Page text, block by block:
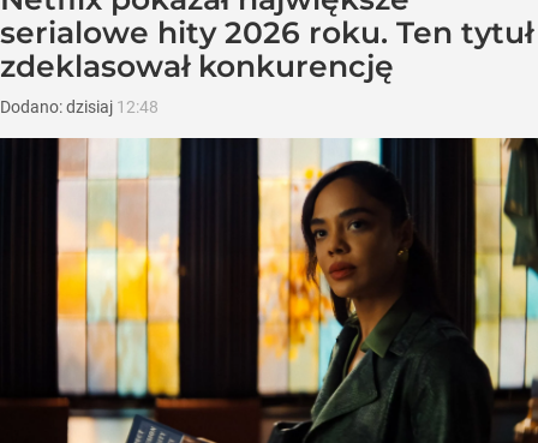
serialowe hity 2026 roku. Ten tytuł
zdeklasował konkurencję
Dodano:dzisiaj 12:48